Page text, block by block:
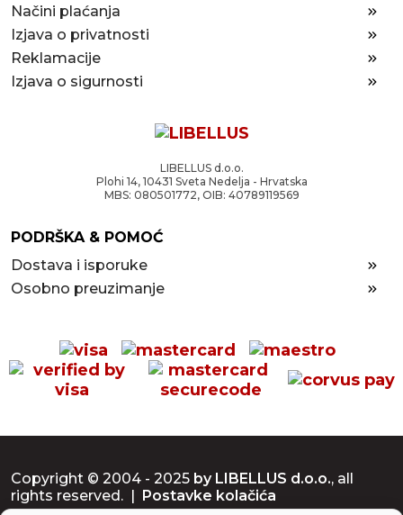
Načini plaćanja
Izjava o privatnosti
Reklamacije
Izjava o sigurnosti
LIBELLUS d.o.o.
Plohi 14, 10431 Sveta Nedelja - Hrvatska
MBS: 080501772, OIB: 40789119569
PODRŠKA & POMOĆ
Dostava i isporuke
Osobno preuzimanje
Copyright © 2004 - 2025 by LIBELLUS d.o.o., all
rights reserved. | Postavke kolačića